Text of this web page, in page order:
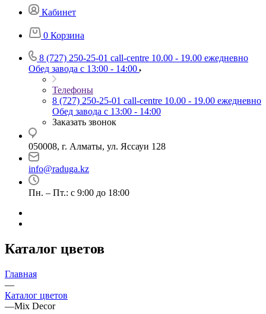
Кабинет
0 Корзина
8 (727) 250-25-01 call-centre 10.00 - 19.00 ежедневно
Обед завода с 13:00 - 14:00
Телефоны
8 (727) 250-25-01 call-centre 10.00 - 19.00 ежедневно
Обед завода с 13:00 - 14:00
Заказать звонок
050008, г. Алматы, ул. Яссауи 128
info@raduga.kz
Пн. – Пт.: с 9:00 до 18:00
Каталог цветов
Главная
—
Каталог цветов
—Mix Decor